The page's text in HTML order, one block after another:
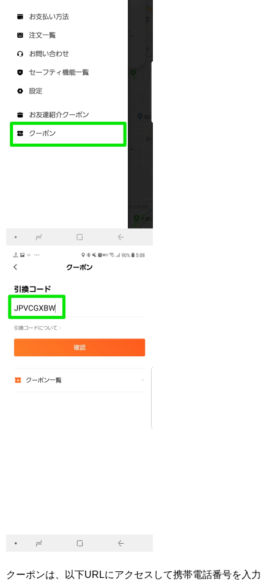
クーポンは、以下URLにアクセスして携帯電話番号を入力